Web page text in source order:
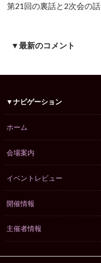
第21回の裏話と2次会の話
▼最新のコメント
▼ナビゲーション
ホーム
会場案内
イベントレビュー
開催情報
主催者情報